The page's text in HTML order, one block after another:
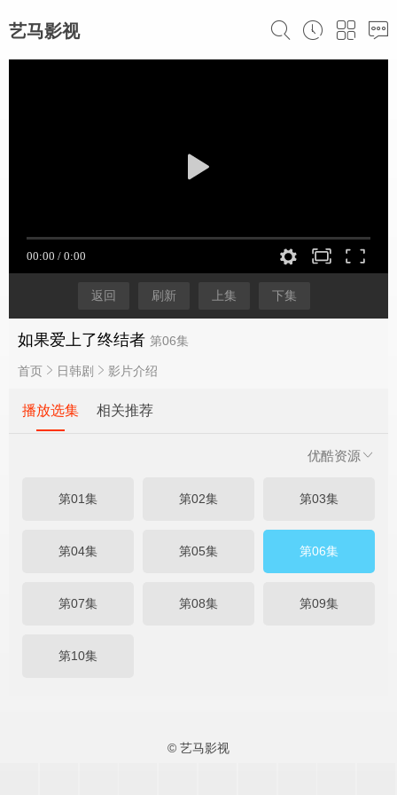
艺马影视
返回 刷新 上集 下集
如果爱上了终结者 第06集
首页 日韩剧 影片介绍
播放选集 相关推荐
优酷资源
第01集 第02集 第03集
第04集 第05集 第06集
第07集 第08集 第09集
第10集
© 艺马影视